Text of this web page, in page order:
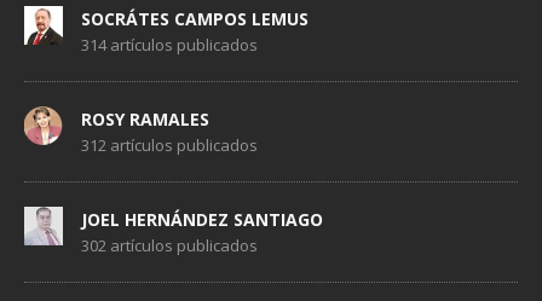
SOCRÁTES CAMPOS LEMUS
314 artículos publicados
ROSY RAMALES
312 artículos publicados
JOEL HERNÁNDEZ SANTIAGO
302 artículos publicados